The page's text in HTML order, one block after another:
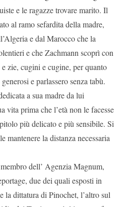
e le ragazze trovare marito. Il
al ramo sefardita della madre,
e dal Marocco che la
e che Zachmann scoprì con
zie, cugini e cugine, per quanto
e parlassero senza tabù.
a sua madre da lui
vita prima che l’età non le facesse
più delicato e più sensibile. Si
mantenere la distanza necessaria
dell’ Agenzia Magnum,
due dei quali esposti in
la dittatura di Pinochet, l’altro sul